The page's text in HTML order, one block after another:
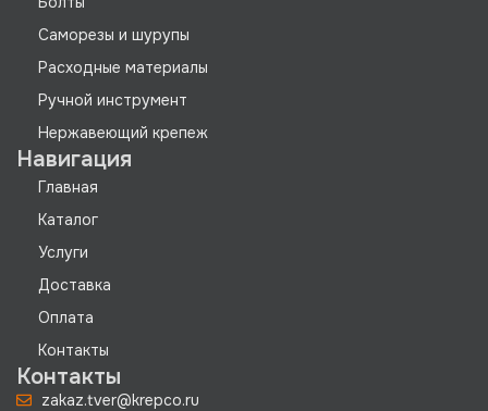
Саморезы и шурупы
Расходные материалы
Ручной инструмент
Нержавеющий крепеж
Навигация
Главная
Каталог
Услуги
Доставка
Оплата
Контакты
Контакты
zakaz.tver@krepco.ru